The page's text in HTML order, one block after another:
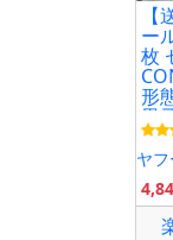
ー
枚
形
男
カ
高
ン
中
ネ
ヤ